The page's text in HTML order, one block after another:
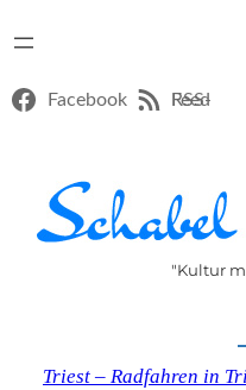
Facebook RSS-Feed
"Kultur
Triest – Radfahren in